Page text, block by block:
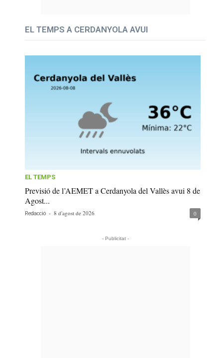
EL TEMPS A CERDANYOLA AVUI
EL TEMPS
Previsió de l’AEMET a Cerdanyola del Vallès avui 8 de
Agost...
Redacció - 8 d'agost de 2026 0
- Publicitat -